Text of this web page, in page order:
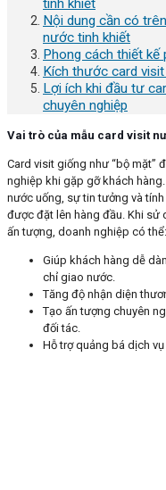
tinh khiết
Nội dung cần có
nước tinh khiết
Phong cách thiết kế
Kích thước card
Lợi ích khi đầu tư
chuyên nghiệp
Vai trò của mẫu card visit
Card visit giống như “bộ mặt”
nghiệp khi gặp gỡ khách
nước uống, sự tin tưởng và
được đặt lên hàng đầu. Khi sử
ấn tượng, doanh nghiệp có thể:
Giúp khách hàng dễ
chỉ giao nước.
Tăng độ nhận diện
Tạo ấn tượng chuyên
đối tác.
Hỗ trợ quảng bá dịch